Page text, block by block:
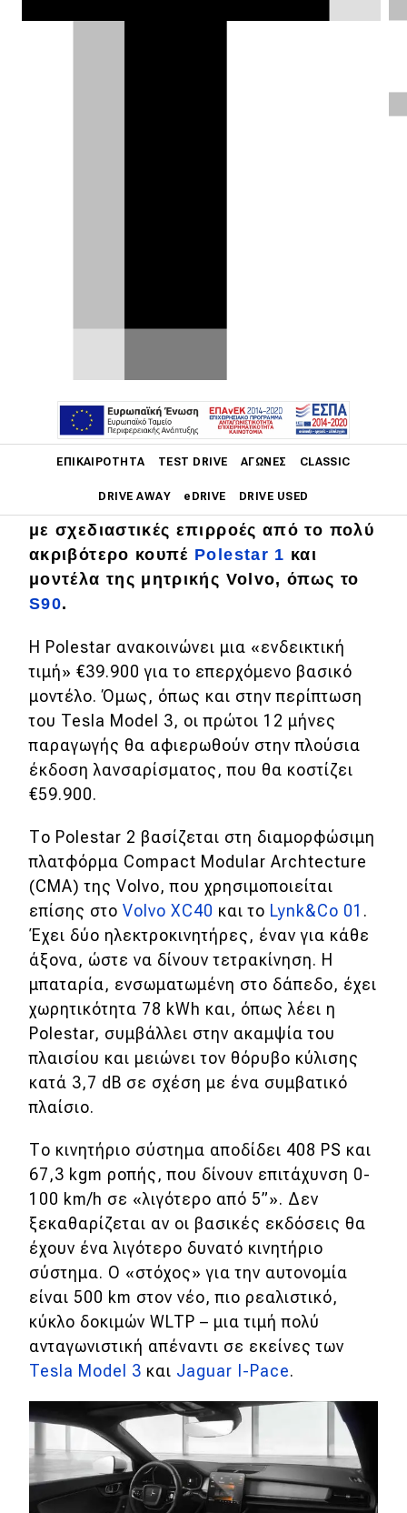
ΕΠΙΚΑΙΡΌΤΗΤΑ TEST DRIVE ΑΓΏΝΕΣ CLASSIC
DRIVE AWAY eDRIVE DRIVE USED
Main navigation
Επικαιρότητα
Νέα μοντέλα
Πρωτότυπα
Ελλάδα
Κόσμος
Τεχνολογία
Ασφάλεια
Απόψεις
Test Drive
Δοκιμή
Αποστολή
Συγκρίνουμε
Αγώνες
WRC
Motorsport
Eco
Νέα
Τεχνολογία
Mobility
Σταθμοί φόρτισης
Classic
To νέο μοντέλο, που περιγράφεται ως
«το πρώτο ηλεκτρικό αυτοκίνητο που
Model 3», είναι ένα 5θυρο φάστμπακ
με σχεδιαστικές επιρροές από το πολύ
ακριβότερο κουπέ Polestar 1 και
μοντέλα της μητρικής Volvo, όπως το
S90.
H Polestar ανακοινώνει μια «ενδεικτική
τιμή» €39.900 για το επερχόμενο βασικό
μοντέλο. Όμως, όπως και στην περίπτωση
του Tesla Model 3, οι πρώτοι 12 μήνες
παραγωγής θα αφιερωθούν στην πλούσια
έκδοση λανσαρίσματος, που θα κοστίζει
€59.900.
Το Polestar 2 βασίζεται στη διαμορφώσιμη
πλατφόρμα Compact Modular Archtecture
(CMA) της Volvo, που χρησιμοποιείται
επίσης στο Volvo XC40 και το Lynk&Co 01 .
Έχει δύο ηλεκτροκινητήρες, έναν για κάθε
άξονα, ώστε να δίνουν τετρακίνηση. Η
μπαταρία, ενσωματωμένη στο δάπεδο, έχει
χωρητικότητα 78 kWh και, όπως λέει η
Polestar, συμβάλλει στην ακαμψία του
πλαισίου και μειώνει τον θόρυβο κύλισης
κατά 3,7 dB σε σχέση με ένα συμβατικό
πλαίσιο.
Το κινητήριο σύστημα αποδίδει 408 PS και
67,3 kgm ροπής, που δίνουν επιτάχυνση 0-
100 km/h σε «λιγότερο από 5”». Δεν
ξεκαθαρίζεται αν οι βασικές εκδόσεις θα
έχουν ένα λιγότερο δυνατό κινητήριο
σύστημα. Ο «στόχος» για την αυτονομία
είναι 500 km στον νέο, πιο ρεαλιστικό,
κύκλο δοκιμών WLTP – μια τιμή πολύ
ανταγωνιστική απέναντι σε εκείνες των
Tesla Model 3 και Jaguar I-Pace.